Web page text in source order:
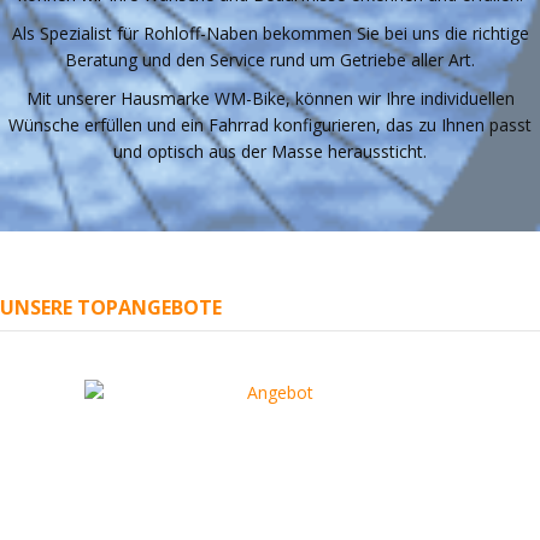
Als Spezialist für Rohloff-Naben bekommen Sie bei uns die richtige
Beratung und den Service rund um Getriebe aller Art.
Mit unserer Hausmarke WM-Bike, können wir Ihre individuellen
Wünsche erfüllen und ein Fahrrad konfigurieren, das zu Ihnen passt
und optisch aus der Masse heraussticht.
UNSERE TOPANGEBOTE